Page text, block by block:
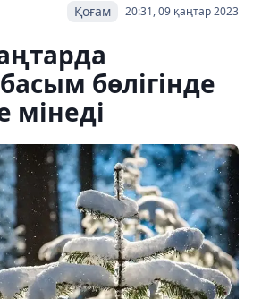
20:31, 09 қаңтар 2023
Қоғам
бөлігінде
мінеді